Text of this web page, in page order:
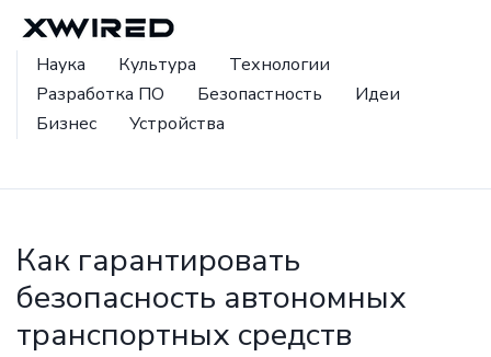
Наука Культура
Технологии
Разработка ПО
Безопастность
Идеи
Бизнес
Устройства
Как гарантировать
безопасность автономных
транспортных средств